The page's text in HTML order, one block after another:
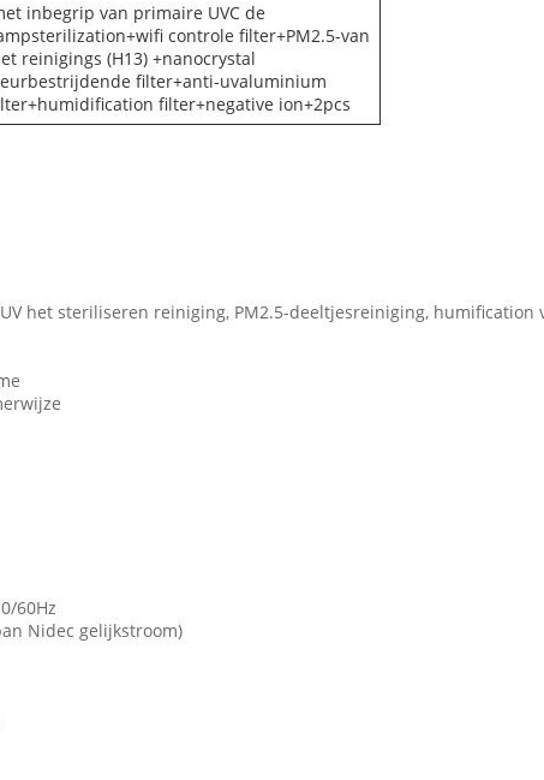
inbegrip van primaire UVC de
controle filter+PM2.5-van
reinigings (H13) +nanocrystal
filter+anti-uvaluminium
filter+negative ion+2pcs
het steriliseren reiniging, PM2.5-deeltjesreiniging, humification
60Hz
Nidec gelijkstroom)